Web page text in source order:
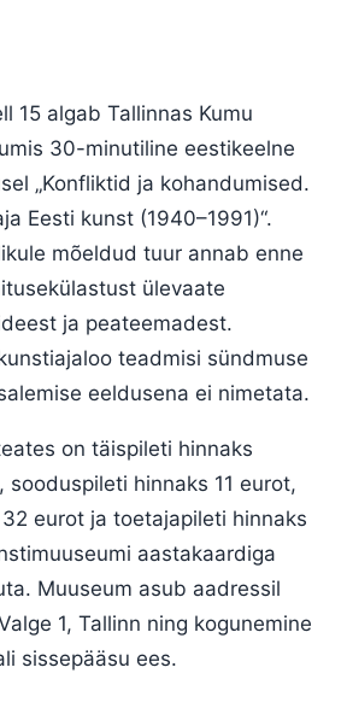
15 algab Tallinnas Kumu
30-minutiline eestikeelne
„Konfliktid ja kohandumised.
Eesti kunst (1940–1991)“.
mõeldud tuur annab enne
ülevaate
ja peateemadest.
teadmisi sündmuse
eeldusena ei nimetata.
on täispileti hinnaks
sooduspileti hinnaks 11 eurot,
eurot ja toetajapileti hinnaks
aastakaardiga
Muuseum asub aadressil
1, Tallinn ning kogunemine
sissepääsu ees.